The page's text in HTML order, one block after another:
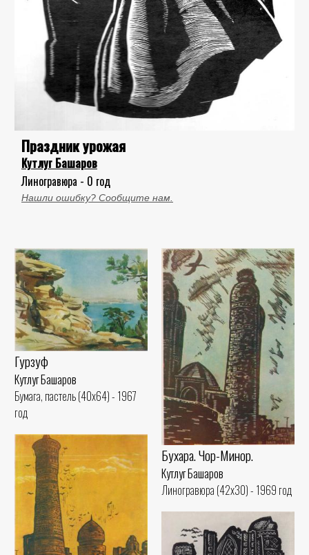
Праздник урожая
Кутлуг Башаров
Линогравюра - 0 год
Нашли ошибку? Сообщите нам.
Гурзуф
Кутлуг Башаров
Бумага, пастель (40x64) - 1967
год
Бухара. Чор-Минор.
Кутлуг Башаров
Линогравюра (42x30) - 1969 год